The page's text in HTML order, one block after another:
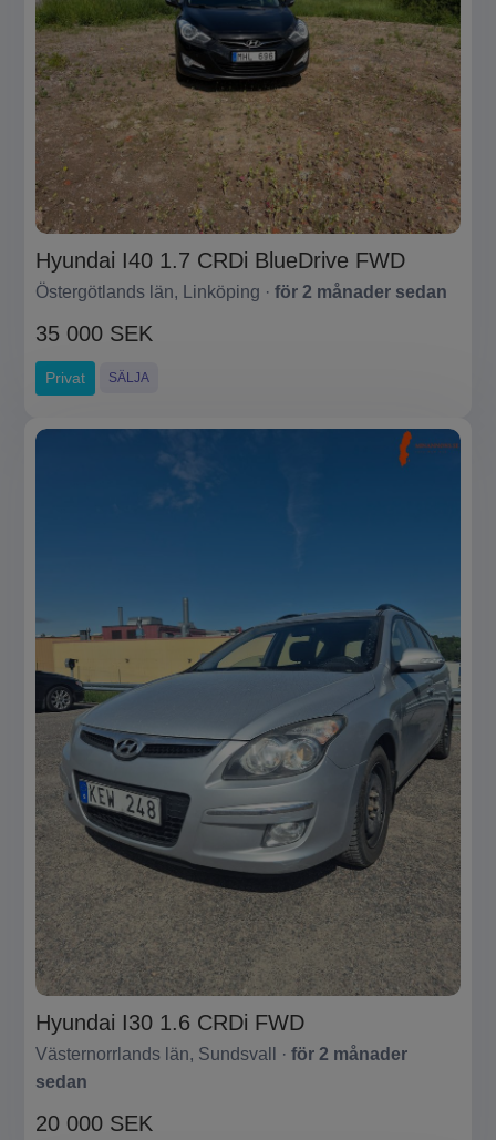
Hyundai I40 1.7 CRDi BlueDrive FWD
Östergötlands län, Linköping · för 2 månader sedan
35 000 SEK
Privat SÄLJA
Hyundai I30 1.6 CRDi FWD
Västernorrlands län, Sundsvall · för 2 månader
sedan
20 000 SEK